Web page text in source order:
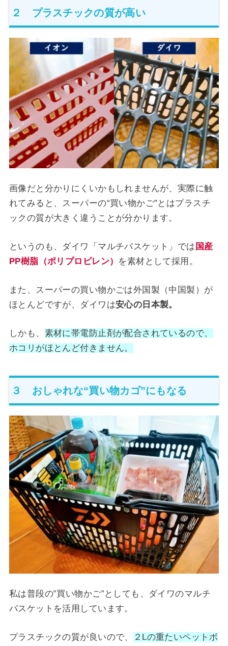
２ プラスチックの質が高い
画像だと分かりにくいかもしれませんが、実際に触
れてみると、スーパーの“買い物かご”とはプラスチ
ックの質が大きく違うことが分かります。
というのも、ダイワ「マルチバスケット」では 国産
PP樹脂（ポリプロピレン） を素材として採用。
また、スーパーの買い物かごは外国製（中国製）が
ほとんどですが、ダイワは安心の日本製。
しかも、 素材に帯電防止剤が配合されているので、
ホコリがほとんど付きません。
３ おしゃれな“買い物カゴ”にもなる
私は普段の‟買い物かご”としても、ダイワのマルチ
バスケットを活用しています。
プラスチックの質が良いので、
２Lの重たいペットボ